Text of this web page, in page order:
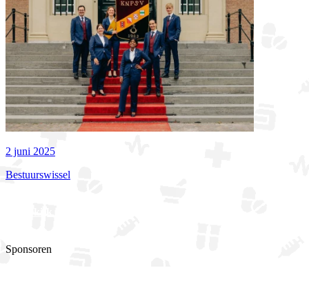
2 juni 2025
Bestuurswissel
Sponsoren